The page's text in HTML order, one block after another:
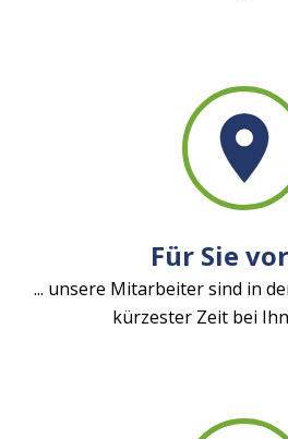
Für Sie
... unsere Mitarbeiter sind in
kürzester Zeit bei